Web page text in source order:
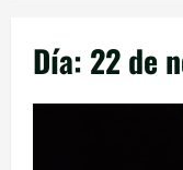
Día: 22 de